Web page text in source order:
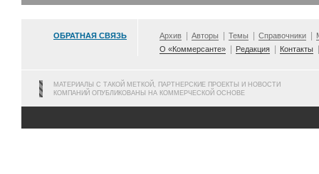
ОБРАТНАЯ СВЯЗЬ Архив Авторы Темы Справочники
О «Коммерсанте»
Редакция Контакты
МАТЕРИАЛЫ С ТАКОЙ МЕТКОЙ, ПАРТНЕРСКИЕ ПРОЕКТЫ И НОВОСТИ
КОМПАНИЙ ОПУБЛИКОВАНЫ НА КОММЕРЧЕСКОЙ ОСНОВЕ